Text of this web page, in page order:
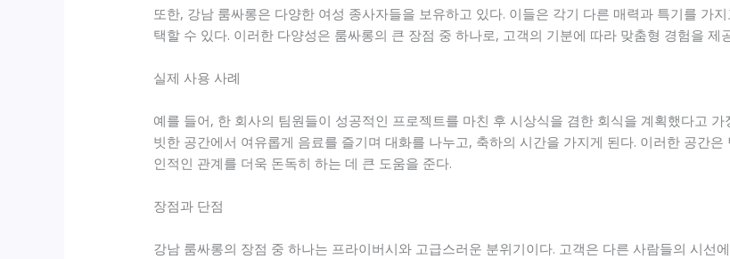
또한, 강남 룸싸롱은 다양한 여성 종사자들을 보유하고 있다. 이들은 각기 다른 매력과 특기를 가
택할 수 있다. 이러한 다양성은 룸싸롱의 큰 장점 중 하나로, 고객의 기분에 따라 맞춤형 경험을 제
실제 사용 사례
예를 들어, 한 회사의 팀원들이 성공적인 프로젝트를 마친 후 시상식을 겸한 회식을 계획했다고
빗한 공간에서 여유롭게 음료를 즐기며 대화를 나누고, 축하의 시간을 가지게 된다. 이러한 공간
인적인 관계를 더욱 돈독히 하는 데 큰 도움을 준다.
장점과 단점
강남 룸싸롱의 장점 중 하나는 프라이버시와 고급스러운 분위기이다. 고객은 다른 사람들의 시선